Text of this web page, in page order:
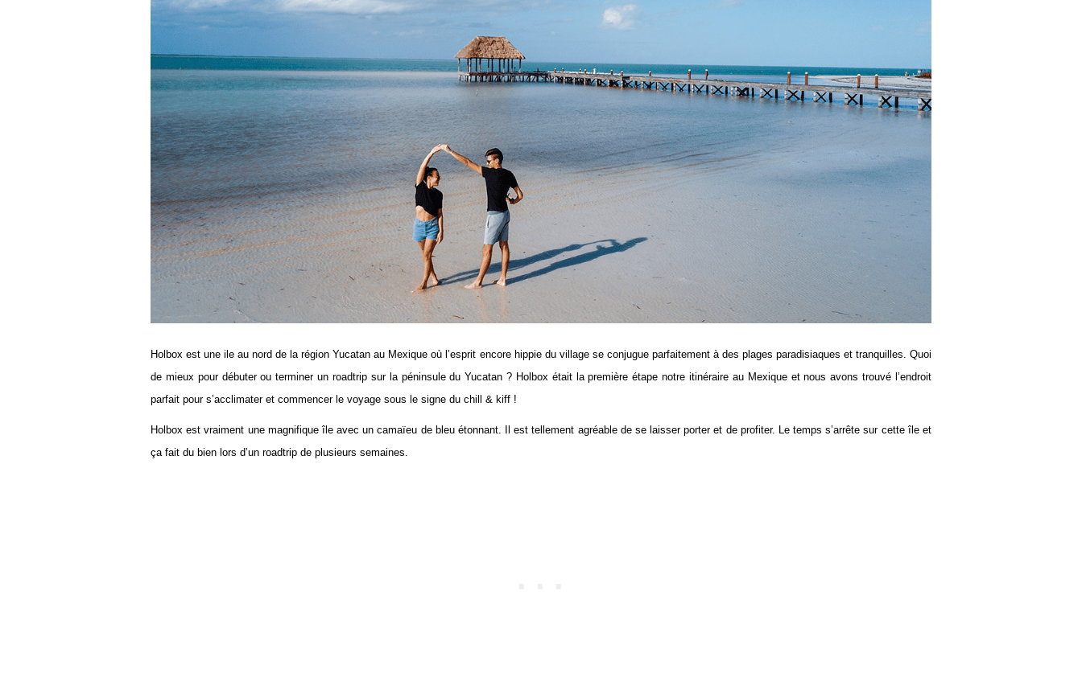
Holbox est une ile au nord de la région Yucatan au Mexique où l’esprit encore hippie du village se conjugue parfaitement à des plages paradisiaques et tranquilles. Quoi
de mieux pour débuter ou terminer un roadtrip sur la péninsule du Yucatan ? Holbox était la première étape notre itinéraire au Mexique et nous avons trouvé l’endroit
parfait pour s’acclimater et commencer le voyage sous le signe du chill & kiff !
Holbox est vraiment une magnifique île avec un camaïeu de bleu étonnant. Il est tellement agréable de se laisser porter et de profiter. Le temps s’arrête sur cette île et
ça fait du bien lors d’un roadtrip de plusieurs semaines.